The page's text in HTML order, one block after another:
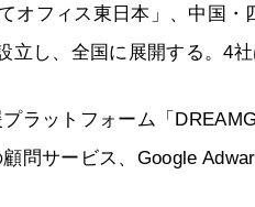
オフィス東日本」、中国
立し、全国に展開する。4
ラットフォーム「
問サービス、Google